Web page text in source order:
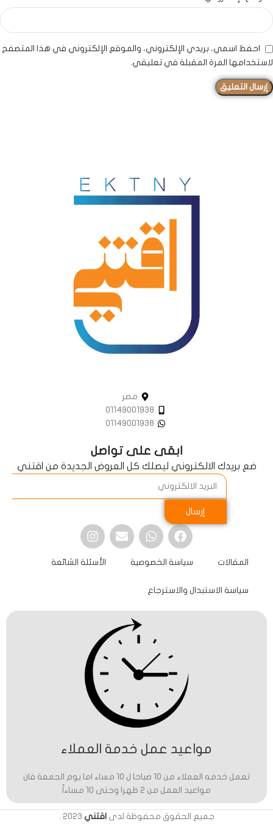
احفظ اسمي، بريدي الإلكتروني، والموقع الإلكتروني في هذا المتصفح
لاستخدامها المرة المقبلة في تعليقي.
مصر
01149001938
01149001938
ابقى على تواصل
ضع بريدك الالكتروني ليصلك كل العروض الجديدة من اقتني
إرسال
المقالات سياسة الخصوصية الأسئلة الشائعة
سياسة الاستبدال والاسترجاع
مواعيد عمل خدمة العملاء
تعمل خدمه العملاء من 10 صباحا ل 10 مساء اما يوم الجمعة فان
مواعيد العمل من 2 ظهرا وحتى 10 مساءاً
جميع الحقوق محفوظة لدىاقتني 2023